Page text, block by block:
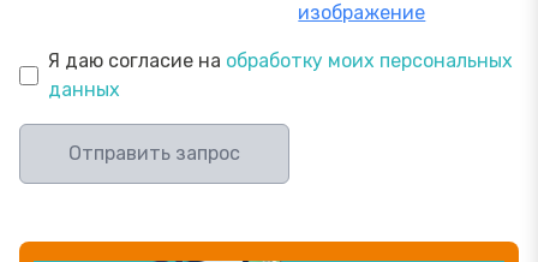
изображение
Я даю согласие на обработку моих персональных
данных
Отправить запрос